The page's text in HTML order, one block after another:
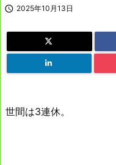
 2025年10月13日
世間は3連休。